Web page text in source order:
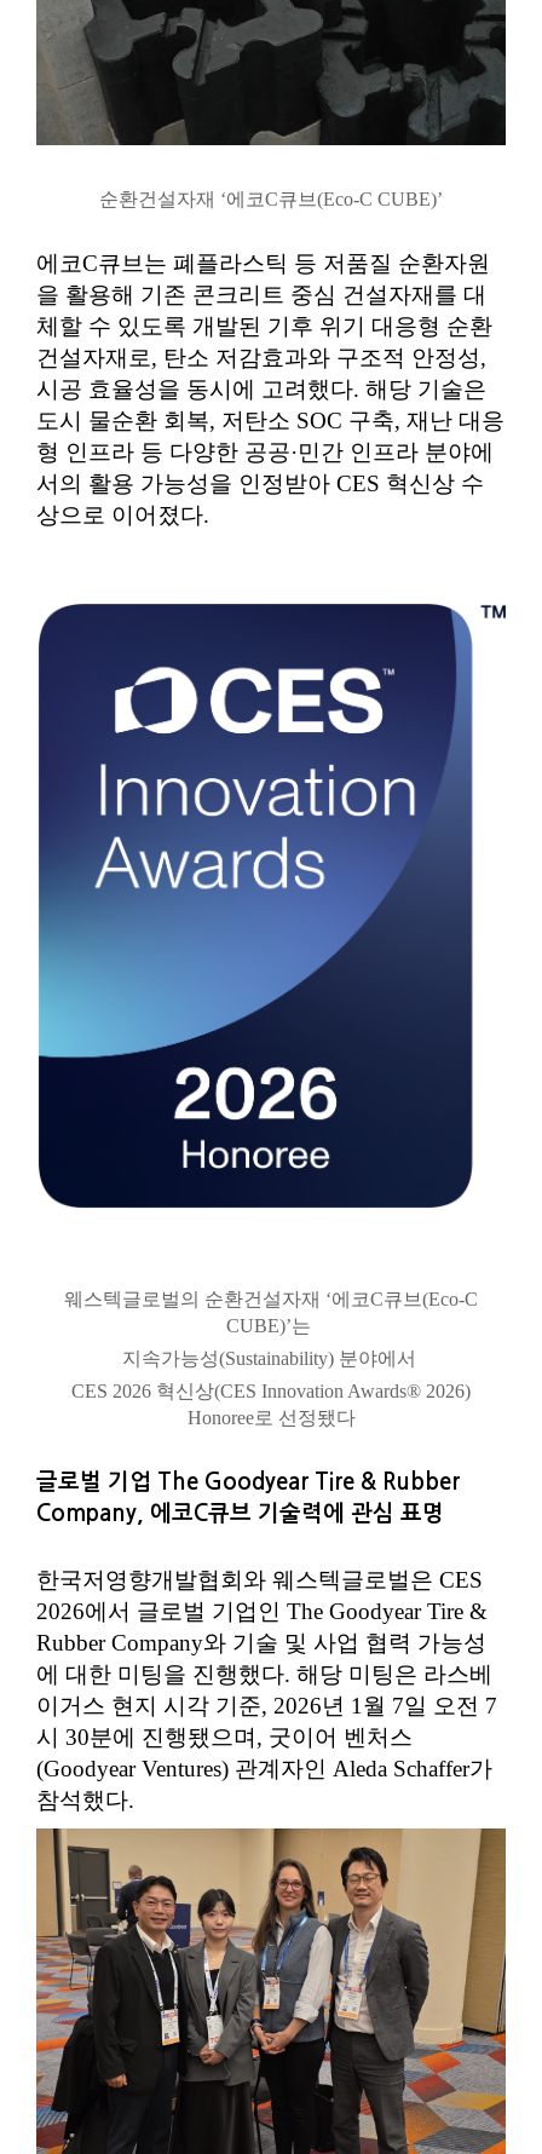
순환건설자재 ‘에코C큐브(Eco-C CUBE)’
에코C큐브는 폐플라스틱 등 저품질 순환자원
을 활용해 기존 콘크리트 중심 건설자재를 대
체할 수 있도록 개발된 기후 위기 대응형 순환
건설자재로, 탄소 저감효과와 구조적 안정성,
시공 효율성을 동시에 고려했다. 해당 기술은
도시 물순환 회복, 저탄소 SOC 구축, 재난 대응
형 인프라 등 다양한 공공·민간 인프라 분야에
서의 활용 가능성을 인정받아 CES 혁신상 수
상으로 이어졌다.
웨스텍글로벌의 순환건설자재 ‘에코C큐브(Eco-C
CUBE)’는
지속가능성(Sustainability) 분야에서
CES 2026 혁신상(CES Innovation Awards® 2026)
Honoree로 선정됐다
글로벌 기업 The Goodyear Tire & Rubber
Company, 에코C큐브 기술력에 관심 표명
한국저영향개발협회와 웨스텍글로벌은 CES
2026에서 글로벌 기업인 The Goodyear Tire &
Rubber Company와 기술 및 사업 협력 가능성
에 대한 미팅을 진행했다. 해당 미팅은 라스베
이거스 현지 시각 기준, 2026년 1월 7일 오전 7
시 30분에 진행됐으며, 굿이어 벤처스
(Goodyear Ventures) 관계자인 Aleda Schaffer가
참석했다.